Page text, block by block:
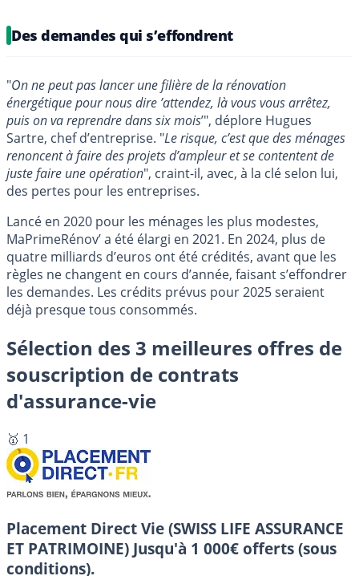
Des demandes qui s’effondrent
"On ne peut pas lancer une filière de la rénovation
énergétique pour nous dire ’attendez, là vous vous arrêtez,
puis on va reprendre dans six mois’", déplore Hugues
Sartre, chef d’entreprise. "Le risque, c’est que des ménages
renoncent à faire des projets d’ampleur et se contentent de
juste faire une opération", craint-il, avec, à la clé selon lui,
des pertes pour les entreprises.
Lancé en 2020 pour les ménages les plus modestes,
MaPrimeRénov’ a été élargi en 2021. En 2024, plus de
quatre milliards d’euros ont été crédités, avant que les
règles ne changent en cours d’année, faisant s’effondrer
les demandes. Les crédits prévus pour 2025 seraient
déjà presque tous consommés.
Sélection des 3 meilleures offres de
souscription de contrats
d'assurance-vie
🥇 1
Placement Direct Vie (SWISS LIFE ASSURANCE
ET PATRIMOINE) Jusqu'à 1 000€ offerts (sous
conditions).